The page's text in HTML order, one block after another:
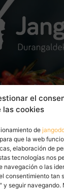
el
las cookies
de
que la web
elaboración de
tecnologías nos
navegación o las
consentimiento tan
y seguir